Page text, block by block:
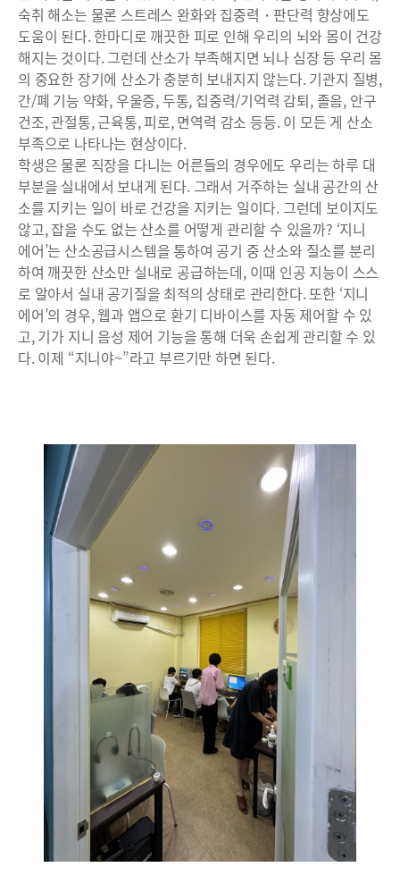
숙취 해소는 물론 스트레스 완화와 집중력・판단력 향상에도
도움이 된다. 한마디로 깨끗한 피로 인해 우리의 뇌와 몸이 건강
해지는 것이다. 그런데 산소가 부족해지면 뇌나 심장 등 우리 몸
의 중요한 장기에 산소가 충분히 보내지지 않는다. 기관지 질병,
간/폐 기능 약화, 우울증, 두통, 집중력/기억력 감퇴, 졸음, 안구
건조, 관절통, 근육통, 피로, 면역력 감소 등등. 이 모든 게 산소
부족으로 나타나는 현상이다.
학생은 물론 직장을 다니는 어른들의 경우에도 우리는 하루 대
부분을 실내에서 보내게 된다. 그래서 거주하는 실내 공간의 산
소를 지키는 일이 바로 건강을 지키는 일이다. 그런데 보이지도
않고, 잡을 수도 없는 산소를 어떻게 관리할 수 있을까? ‘지니
에어’는 산소공급시스템을 통하여 공기 중 산소와 질소를 분리
하여 깨끗한 산소만 실내로 공급하는데, 이때 인공 지능이 스스
로 알아서 실내 공기질을 최적의 상태로 관리한다. 또한 ‘지니
에어’의 경우, 웹과 앱으로 환기 디바이스를 자동 제어할 수 있
고, 기가 지니 음성 제어 기능을 통해 더욱 손쉽게 관리할 수 있
다. 이제 “지니야~”라고 부르기만 하면 된다.